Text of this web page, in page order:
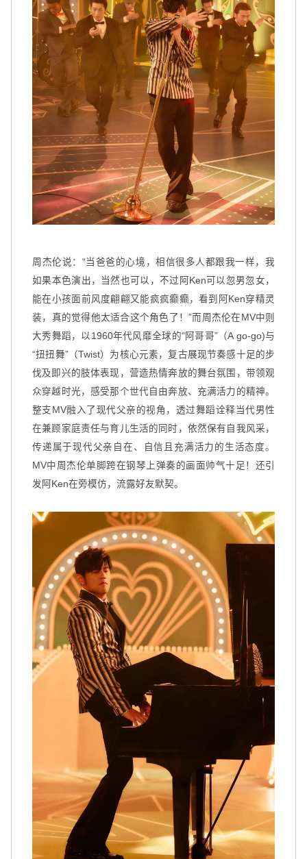
周杰伦说：“当爸爸的心境，相信很多人都跟我一样，我
如果本色演出，当然也可以，不过阿Ken可以忽男忽女，
能在小孩面前风度翩翩又能疯疯癫癫，看到阿Ken穿精灵
装，真的觉得他太适合这个角色了！”而周杰伦在MV中则
大秀舞蹈，以1960年代风靡全球的“阿哥哥”（A go-go)与
“扭扭舞”（Twist）为核心元素，复古展现节奏感十足的步
伐及即兴的肢体表现，营造热情奔放的舞台氛围，带领观
众穿越时光，感受那个世代自由奔放、充满活力的精神。
整支MV融入了现代父亲的视角，透过舞蹈诠释当代男性
在兼顾家庭责任与育儿生活的同时，依然保有自我风采，
传递属于现代父亲自在、自信且充满活力的生活态度。
MV中周杰伦单脚跨在钢琴上弹奏的画面帅气十足！还引
发阿Ken在旁模仿，流露好友默契。
扫码关注环球音乐集团微信公众号